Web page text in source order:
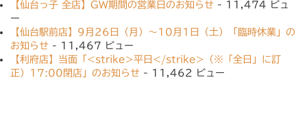
【仙台っ子 全店】GW期間の営業日のお知らせ - 11,474 ビュ
ー
【仙台駅前店】9月26日（月）〜10月1日（土）「臨時休業」の
お知らせ - 11,467 ビュー
【利府店】当面「<strike>平日</strike>（※「全日」に訂
正）17:00閉店」のお知らせ - 11,462 ビュー